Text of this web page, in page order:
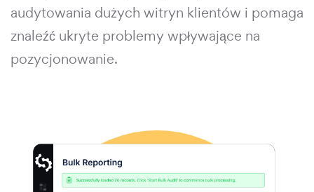
audytowania dużych witryn klientów i pomaga
znaleźć ukryte problemy wpływające na
pozycjonowanie.